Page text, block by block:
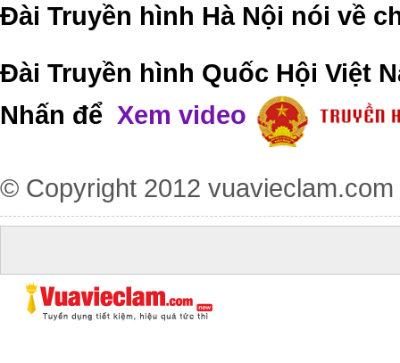
Đài Truyền hình Hà Nội nói về
Đài Truyền hình Quốc Hội Việt
Nhấn để Xem video
© Copyright 2012 vuavieclam.com